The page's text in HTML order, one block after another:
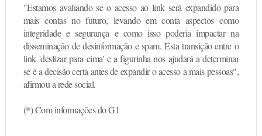
"Estamos avaliando se o acesso ao link será expandido para
mais contas no futuro, levando em conta aspectos como
integridade e segurança e como isso poderia impactar na
disseminação de desinformação e spam. Esta transição entre o
link 'deslizar para cima' e a figurinha nos ajudará a determinar
se é a decisão certa antes de expandir o acesso a mais pessoas",
afirmou a rede social.
(*) Com informações do G1